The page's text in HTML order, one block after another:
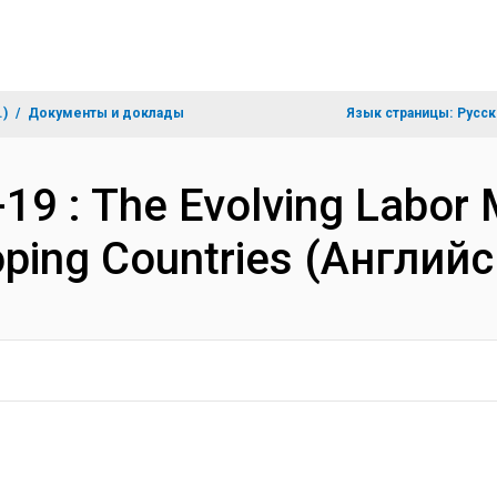
Документы и доклады Язык страницы:
: The Evolving
Countries